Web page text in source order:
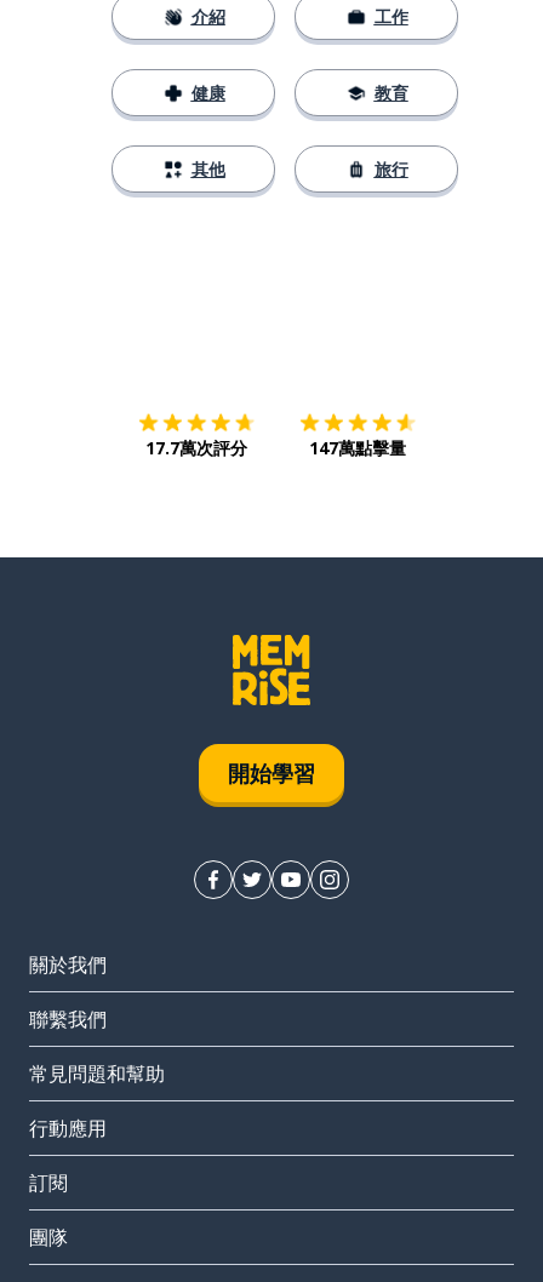
介紹
健康
其他
工作
教育
旅行
17.7萬次評分 147萬點擊量
開始學習
關於我們
聯繫我們
常見問題和幫助
行動應用
訂閱
團隊